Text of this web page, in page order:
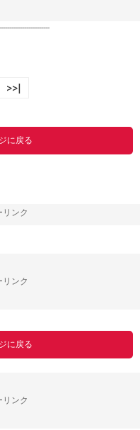
>>|
に戻る
ンク
ンク
に戻る
ンク